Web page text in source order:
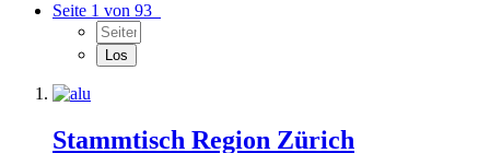
Seite 1 von 93
Stammtisch Region Zürich